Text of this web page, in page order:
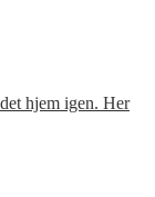
hjem igen. Her